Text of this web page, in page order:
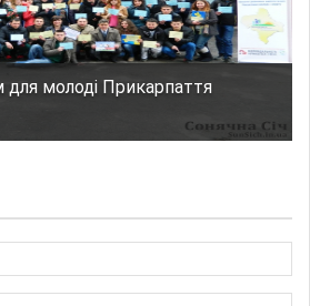
молоді Прикарпаття